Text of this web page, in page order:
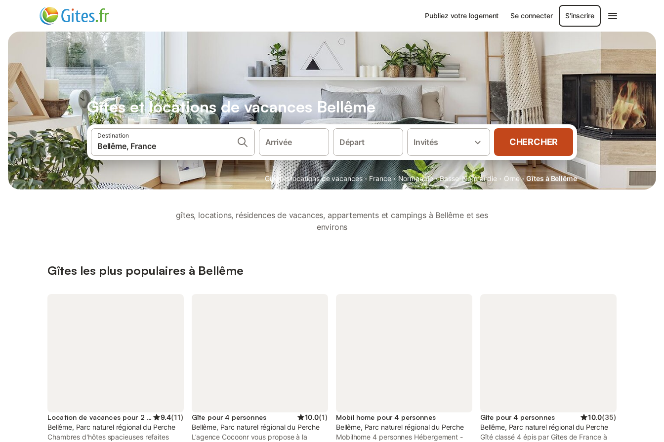
Publiez votre logement Se connecter S'inscrire
Gîtes et locations de vacances Bellême
Destination
Arrivée Départ Invités CHERCHER
Gîtes et locations de vacances · France · Normandie · Basse-Normandie · Orne · Gîtes à Bellême
gîtes, locations, résidences de vacances, appartements et campings à Bellême et ses
environs
Gîtes les plus populaires à Bellême
Location de vacances pour 2 personnes 9.4(11)
Bellême, Parc naturel régional du Perche
Chambres d'hôtes spacieuses refaites
Gîte pour 4 personnes 10.0(1)
Bellême, Parc naturel régional du Perche
L’agence Cocoonr vous propose à la
Mobil home pour 4 personnes
Bellême, Parc naturel régional du Perche
Mobilhome 4 personnes Hébergement -
Gîte pour 4 personnes 10.0(35)
Bellême, Parc naturel régional du Perche
Gîté classé 4 épis par Gîtes de France à